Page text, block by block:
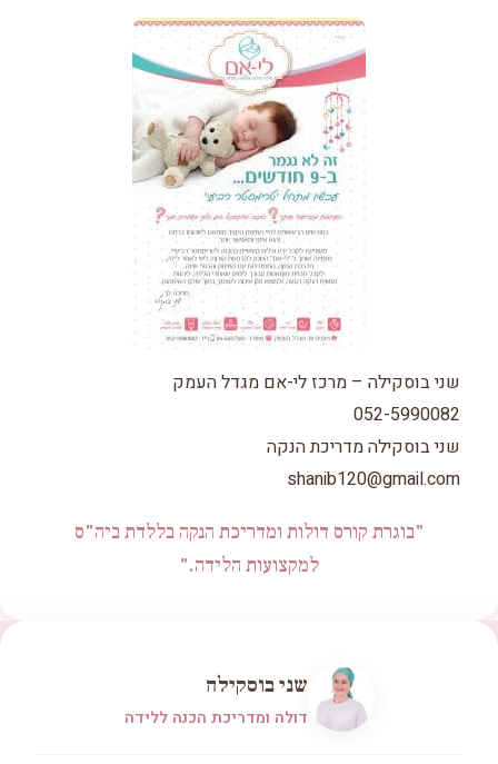
שני בוסקילה – מרכז לי-אם מגדל העמק
052-5990082
שני בוסקילה מדריכת הנקה
shanib120@gmail.com
"בוגרת קורס דולות ומדריכת הנקה בללדת ביה"ס
למקצועות הלידה."
שני בוסקילה
דולה ומדריכת הכנה ללידה